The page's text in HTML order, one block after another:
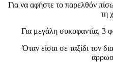
Για να αφήστε το παρελθόν
τη
Για μεγάλη συκοφαντία, 3
Όταν είσαι σε ταξίδι τον